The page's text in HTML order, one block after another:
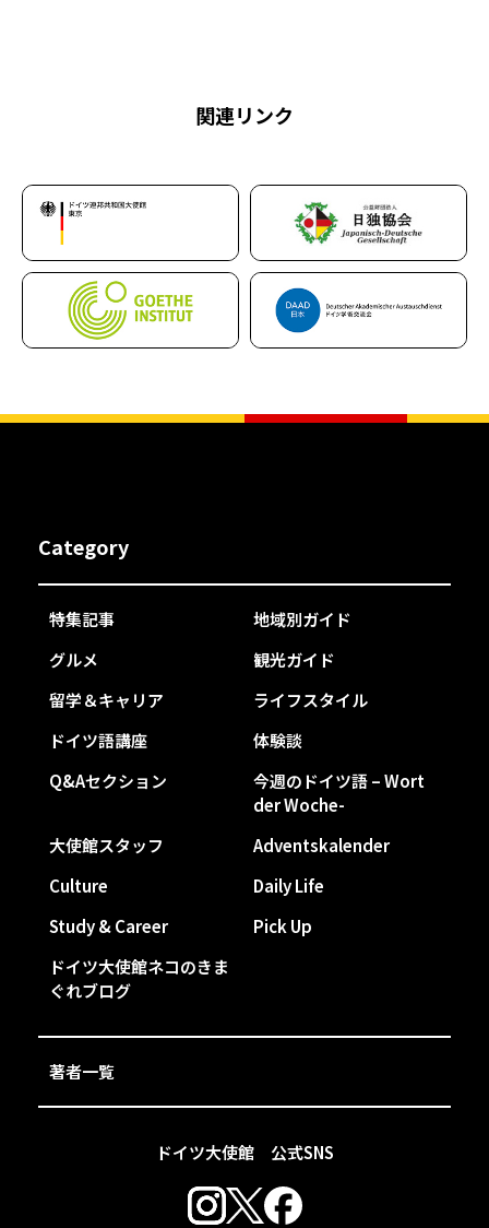
関連リンク
ドイツ大使館 公式SNS
Category
特集記事
地域別ガイド
グルメ
観光ガイド
留学＆キャリア
ライフスタイル
ドイツ語講座
体験談
Q&Aセクション
今週のドイツ語 – Wort
der Woche-
大使館スタッフ
Adventskalender
Culture
Daily Life
Study & Career
Pick Up
ドイツ大使館ネコのきま
ぐれブログ
著者一覧